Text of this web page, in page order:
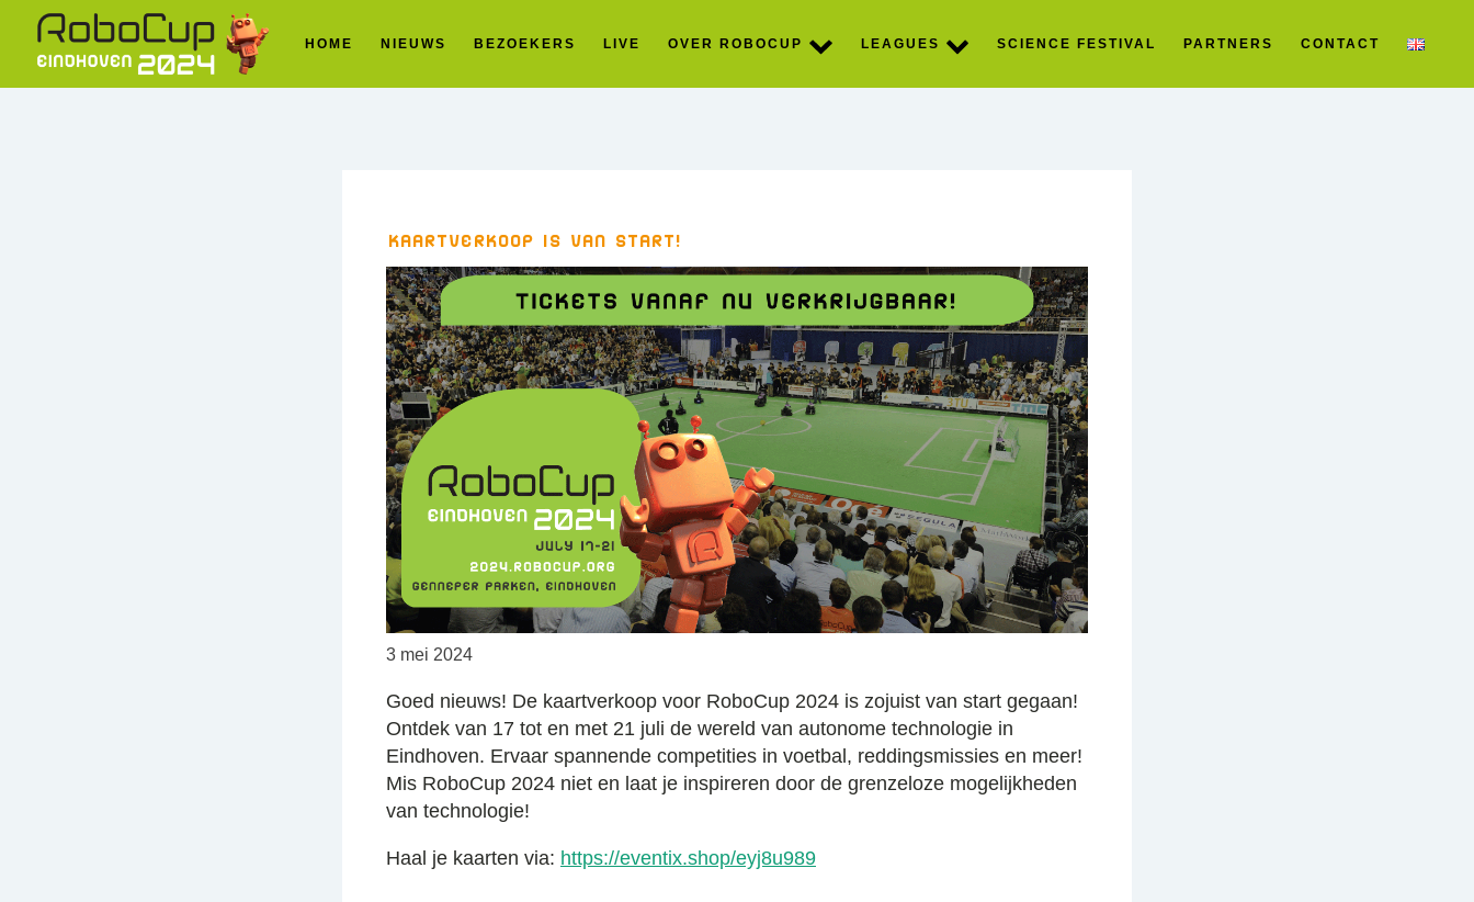
HOME NIEUWS BEZOEKERS LIVE OVER ROBOCUP LEAGUES SCIENCE FESTIVAL PARTNERS CONTACT
Kaartverkoop is van start!
3 mei 2024
Goed nieuws! De kaartverkoop voor RoboCup 2024 is zojuist van start gegaan!
Ontdek van 17 tot en met 21 juli de wereld van autonome technologie in
Eindhoven. Ervaar spannende competities in voetbal, reddingsmissies en meer!
Mis RoboCup 2024 niet en laat je inspireren door de grenzeloze mogelijkheden
van technologie!
Haal je kaarten via: https://eventix.shop/eyj8u989